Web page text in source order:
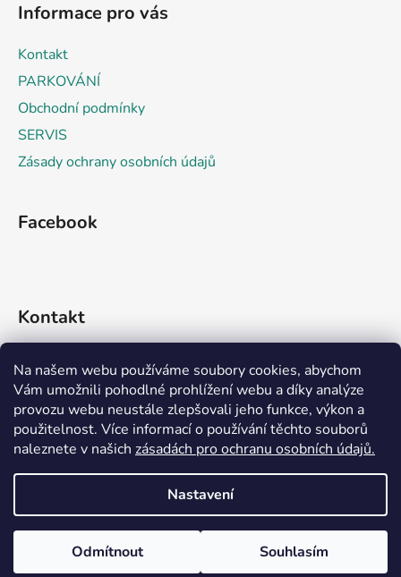
Na našem webu používáme soubory cookies, abychom
Vám umožnili pohodlné prohlížení webu a díky analýze
provozu webu neustále zlepšovali jeho funkce, výkon a
použitelnost. Více informací o používání těchto souborů
naleznete v našich zásadách pro ochranu osobních údajů.
Nastavení
Odmítnout Souhlasím
Informace pro vás
Kontakt
PARKOVÁNÍ
Obchodní podmínky
SERVIS
Zásady ochrany osobních údajů
Facebook
Kontakt
info@rideko.cz
+420 721 360 992
Vytvořil Shoptet
Copyright 2026RIDEKO bike shop. Všechna práva